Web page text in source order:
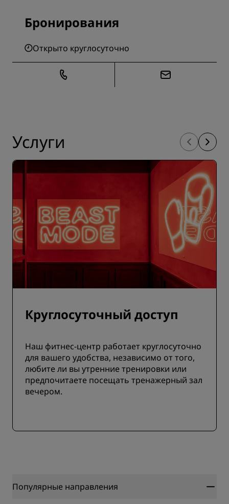
Бронирования
Открыто круглосуточно
Услуги
Круглосуточный доступ
Наш фитнес-центр работает круглосуточно
для вашего удобства, независимо от того,
любите ли вы утренние тренировки или
предпочитаете посещать тренажерный зал
вечером.
Популярные направления